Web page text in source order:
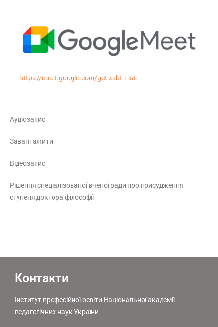
https://meet.google.com/gct-xsbt-mst
Аудіозапис
Завантажити
Відеозапис
Рішення спеціалізованої вченої ради про присудження
ступеня доктора філософії
Контакти
Інститут професійної освіти Національної академії
педагогічних наук України